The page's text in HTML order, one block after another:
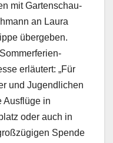
mit Gartenschau-
an Laura
übergeben.
erläutert: „Für
und Jugendlichen
Ausflüge in
oder auch in
Spende